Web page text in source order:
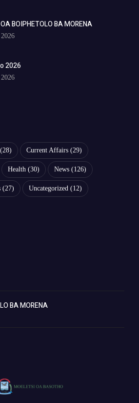
BOIPHETOLO BA MORENA
2026
(28) Current Affairs (29)
Health (30) News (126)
(27) Uncategorized (12)
BA MORENA